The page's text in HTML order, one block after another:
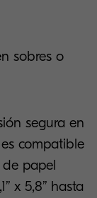
sobres o
segura en
compatible
papel
x 5,8’’ hasta